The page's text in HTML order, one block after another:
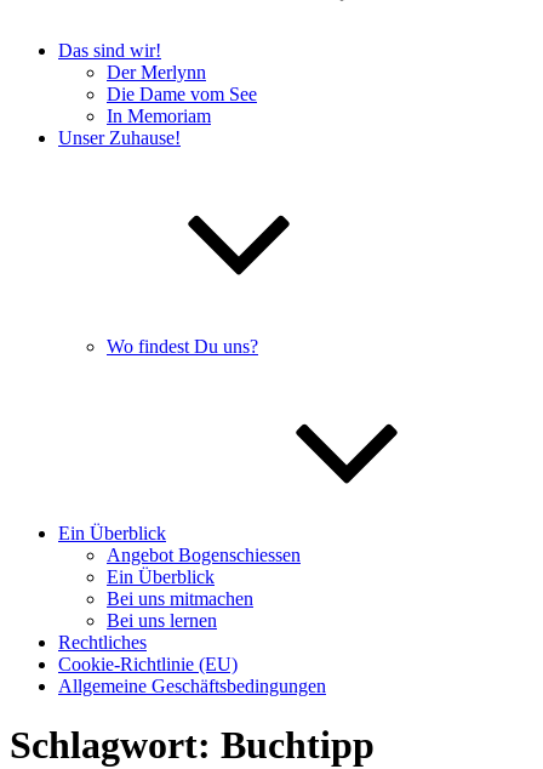
Das sind wir!
Der Merlynn
Die Dame vom See
In Memoriam
Unser Zuhause!
Wo findest Du uns?
Ein Überblick
Angebot Bogenschiessen
Ein Überblick
Bei uns mitmachen
Bei uns lernen
Rechtliches
Cookie-Richtlinie (EU)
Allgemeine Geschäftsbedingungen
Schlagwort: Buchtipp